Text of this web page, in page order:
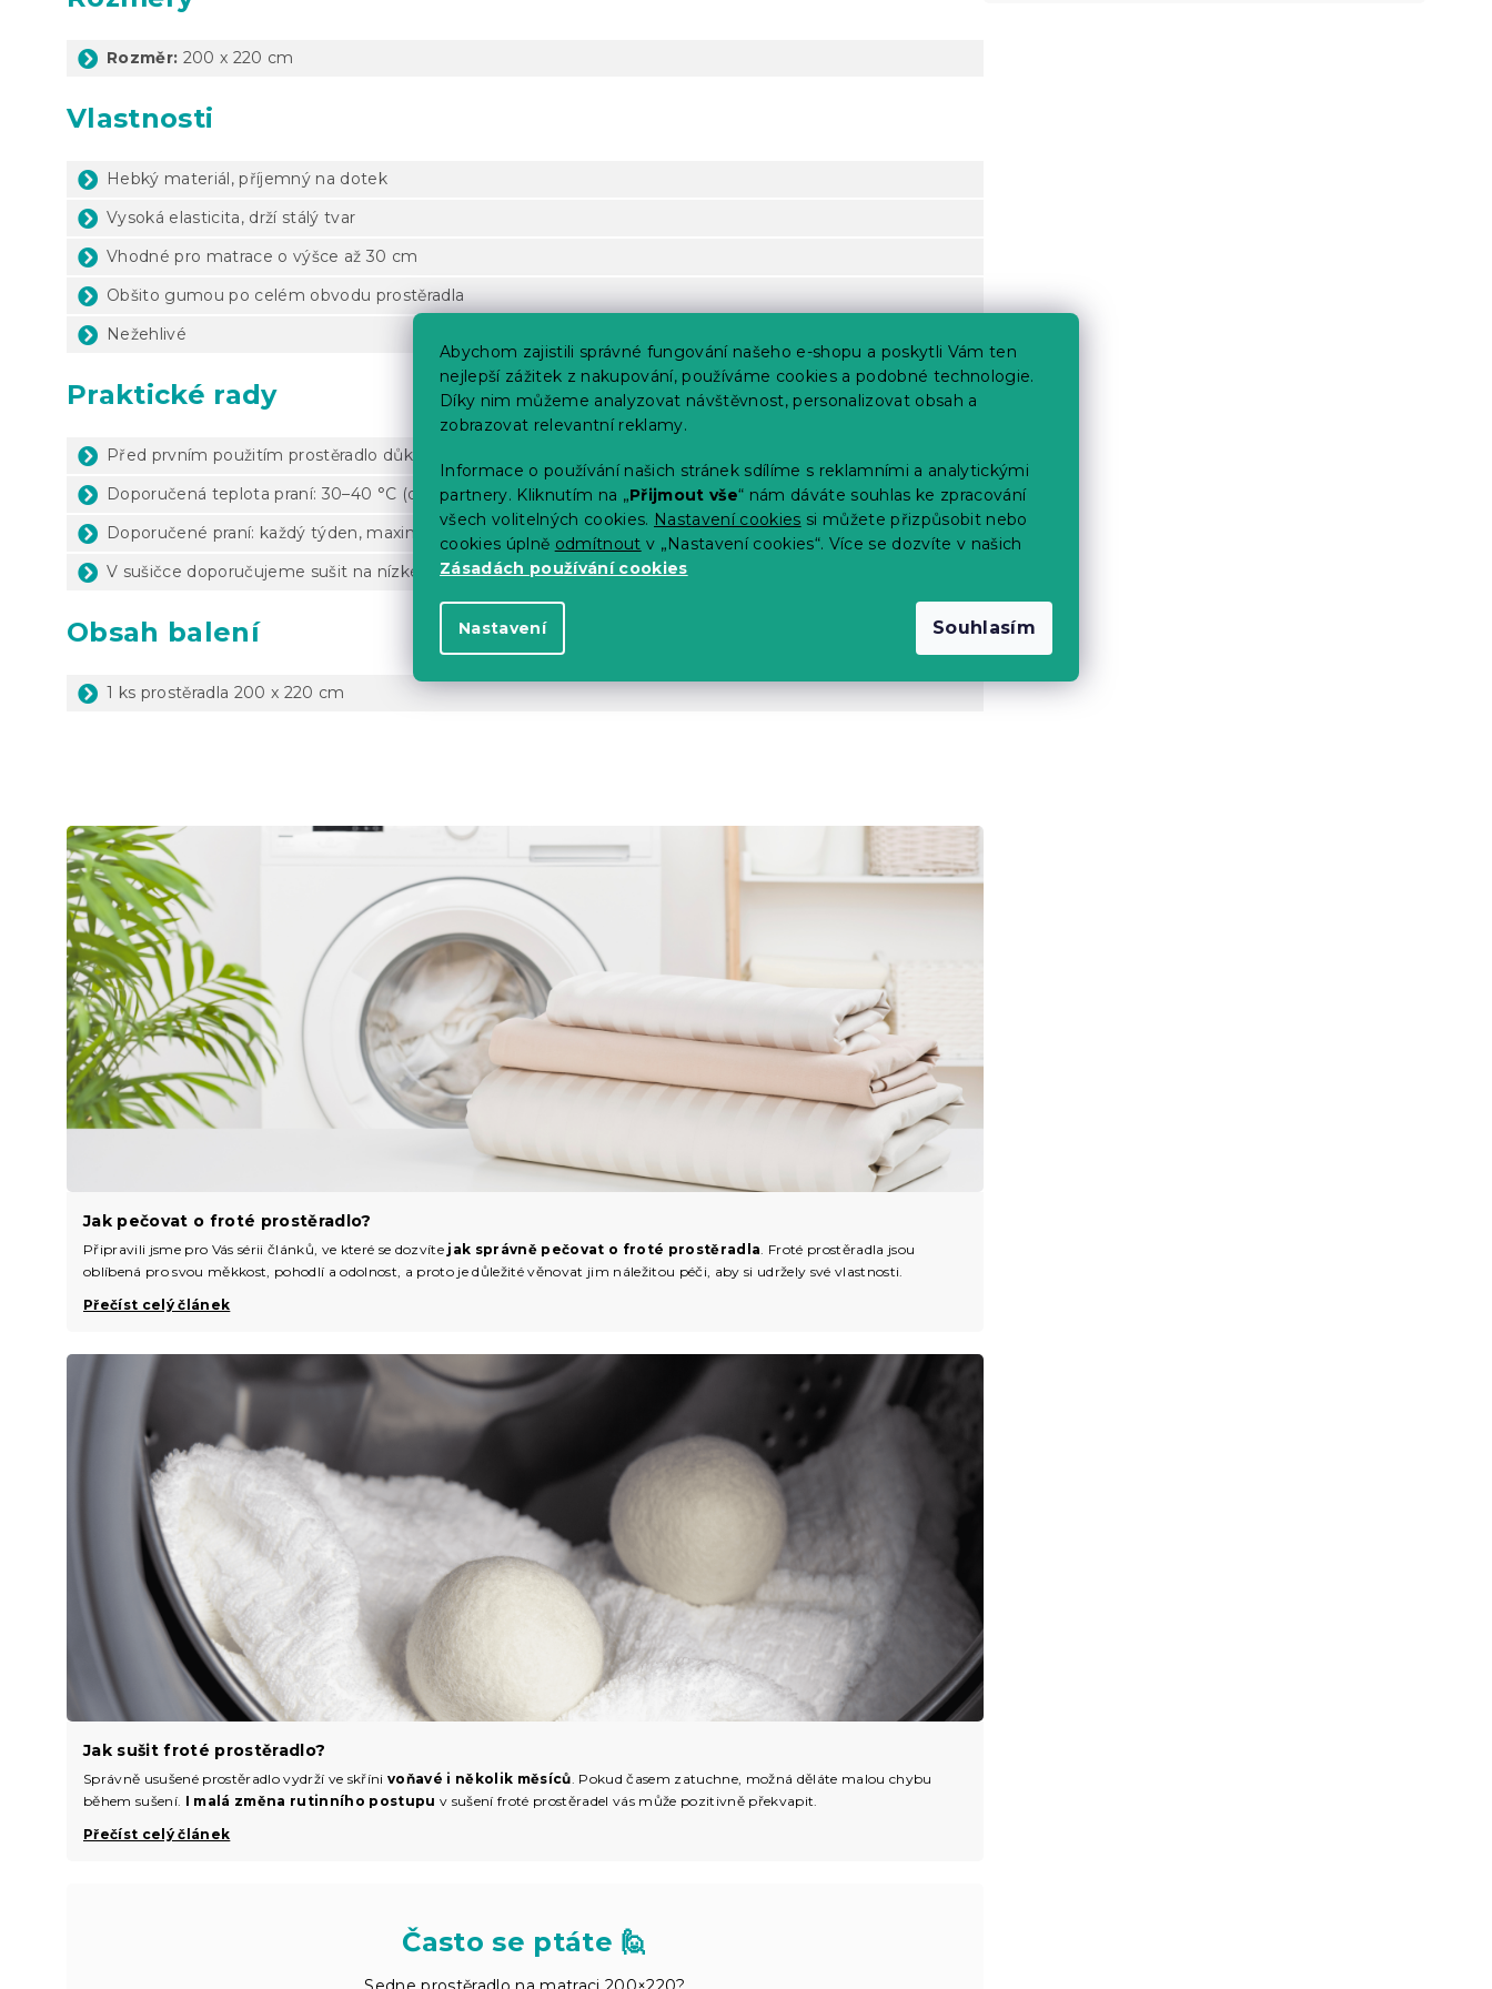
Abychom zajistili správné fungování našeho e-shopu a poskytli Vám ten
nejlepší zážitek z nakupování, používáme cookies a podobné technologie.
Díky nim můžeme analyzovat návštěvnost, personalizovat obsah a
zobrazovat relevantní reklamy.
Informace o používání našich stránek sdílíme s reklamními a analytickými
partnery. Kliknutím na „Přijmout vše“ nám dáváte souhlas ke zpracování
všech volitelných cookies. Nastavení cookies si můžete přizpůsobit nebo
cookies úplně odmítnout v „Nastavení cookies“. Více se dozvíte v našich
Zásadách používání cookies
Nastavení Souhlasím
Rozměr: 200 x 220 cm
Vlastnosti
Hebký materiál, příjemný na dotek
Vysoká elasticita, drží stálý tvar
Vhodné pro matrace o výšce až 30 cm
Obšito gumou po celém obvodu prostěradla
Nežehlivé
Praktické rady
Před prvním použitím prostěradlo důkladně vyperte
Doporučená teplota praní: 30–40 °C (dle štítku výrobce)
Doporučené praní: každý týden, maximálně 1x za 14 dní
V sušičce doporučujeme sušit na nízké teploty
Obsah balení
1 ks prostěradla 200 x 220 cm
Jak sušit froté prostěradlo?
Správně usušené prostěradlo vydrží ve skříni voňavé i několik měsíců . Pokud časem zatuchne, možná děláte malou chybu
během sušení. I malá změna rutinního postupu v sušení froté prostěradel vás může pozitivně překvapit.
Přečíst celý článek
Jak pečovat o froté prostěradlo?
Připravili jsme pro Vás sérii článků, ve které se dozvíte jak správně pečovat o froté prostěradla. Froté prostěradla jsou
oblíbená pro svou měkkost, pohodlí a odolnost, a proto je důležité věnovat jim náležitou péči, aby si udržely své vlastnosti.
Přečíst celý článek
Často se ptáte 🙋